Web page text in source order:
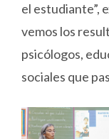
el estudiante”,
vemos los
psicólogos,
sociales que